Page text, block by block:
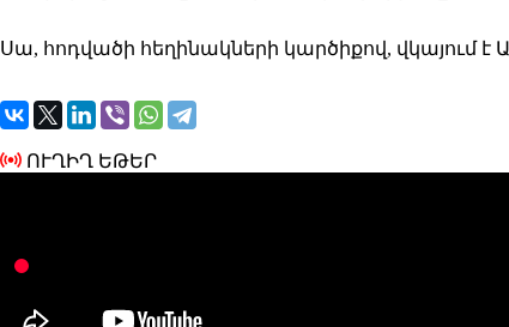
Սա, հոդվածի հեղինակների կարծիքով, վկայում
ՈՒՂԻՂ ԵԹԵՐ